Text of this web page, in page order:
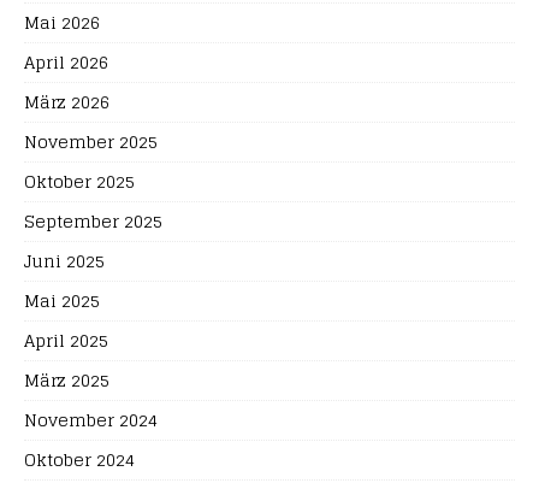
Mai 2026
April 2026
März 2026
November 2025
Oktober 2025
September 2025
Juni 2025
Mai 2025
April 2025
März 2025
November 2024
Oktober 2024